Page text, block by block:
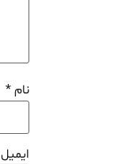
نام*
ایمیل